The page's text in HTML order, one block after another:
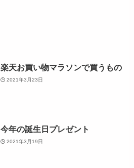
楽天お買い物マラソンで買うもの
2021年3月23日
今年の誕生日プレゼント
2021年3月19日